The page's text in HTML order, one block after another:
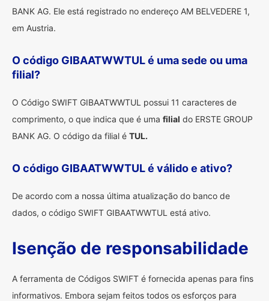
BANK AG. Ele está registrado no endereço AM BELVEDERE 1,
em Austria.
O código GIBAATWWTUL é uma sede ou uma
filial?
O Código SWIFT GIBAATWWTUL possui 11 caracteres de
comprimento, o que indica que é uma filial do ERSTE GROUP
BANK AG. O código da filial é TUL.
O código GIBAATWWTUL é válido e ativo?
De acordo com a nossa última atualização do banco de
dados, o código SWIFT GIBAATWWTUL está ativo.
Isenção de responsabilidade
A ferramenta de Códigos SWIFT é fornecida apenas para fins
informativos. Embora sejam feitos todos os esforços para